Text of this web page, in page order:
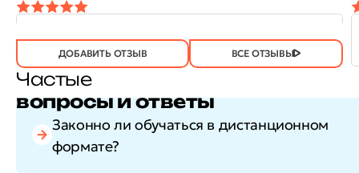
ПОЛЕЗЕН?
ДА(746) НЕТ(21)
ДОБАВИТЬ ОТЗЫВ ВСЕ ОТЗЫВЫ
Частые
вопросы и ответы
Законно ли обучаться в дистанционном
формате?